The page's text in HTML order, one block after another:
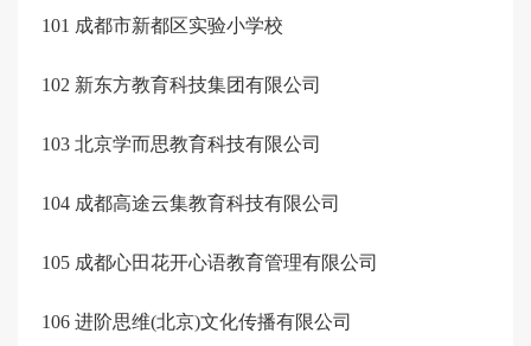
101 成都市新都区实验小学校
102 新东方教育科技集团有限公司
103 北京学而思教育科技有限公司
104 成都高途云集教育科技有限公司
105 成都心田花开心语教育管理有限公司
106 进阶思维(北京)文化传播有限公司